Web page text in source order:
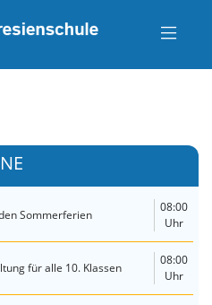
Sommerferien
08:00
Uhr
für alle 10. Klassen
08:00
Uhr